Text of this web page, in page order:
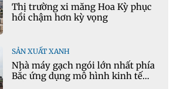
Thị trường xi măng Hoa Kỳ phục
hồi chậm hơn kỳ vọng
SẢN XUẤT XANH
Nhà máy gạch ngói lớn nhất phía
Bắc ứng dụng mô hình kinh tế